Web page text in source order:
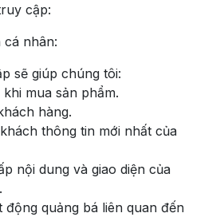
cập:
cá nhân:
sẽ giúp chúng tôi:
mua sản phẩm.
hàng.
thông tin mới nhất của
nội dung và giao diện của
quảng bá liên quan đến